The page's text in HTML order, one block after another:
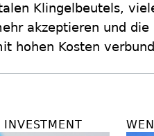
Klingelbeutels,
akzeptieren und
hohen Kosten
INVESTMENT